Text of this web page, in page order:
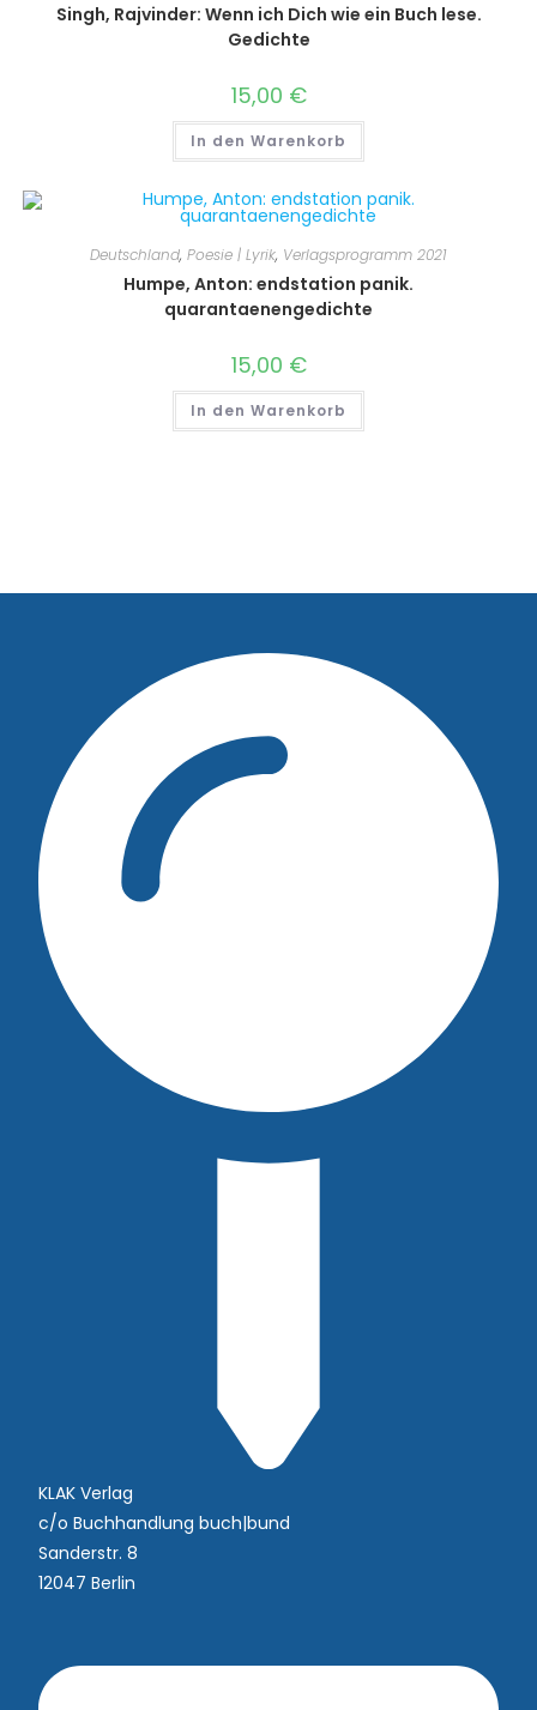
Singh, Rajvinder: Wenn ich Dich wie ein Buch lese.
Gedichte
15,00 €
In den Warenkorb
Deutschland, Poesie | Lyrik, Verlagsprogramm 2021
Humpe, Anton: endstation panik.
quarantaenengedichte
15,00 €
In den Warenkorb
KLAK Verlag
c/o Buchhandlung buch|bund
Sanderstr. 8
12047 Berlin